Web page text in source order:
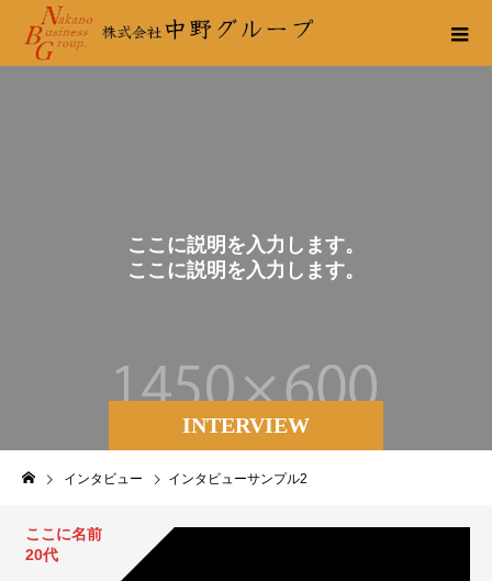
INTERVIEW
こ こに説明 を入力 し ます。
こ こに説明 を入力 し ます。
インタビュー インタビューサンプル2
ここに名前
20代